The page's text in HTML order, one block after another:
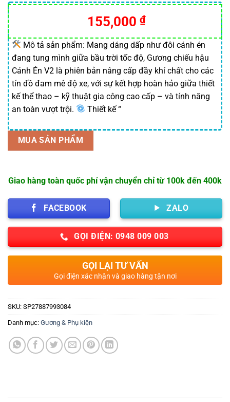
5.00trên 5
dựa trên
30
đánh giá
Giá
gốc
là:
159,000 ₫.
155,000 ₫Giá
hiện
tại
là:
155,000 ₫.
Mô tả sản phẩm: Mang dáng dấp như đôi cánh én
đang tung mình giữa bầu trời tốc độ, Gương chiếu hậu
Cánh Én V2 là phiên bản nâng cấp đầy khí chất cho các
tín đồ đam mê độ xe, với sự kết hợp hoàn hảo giữa thiết
kế thể thao – kỹ thuật gia công cao cấp – và tính năng
an toàn vượt trội.
Thiết kế “
MUA SẢN PHẨM
Giao hàng toàn quốc phí vận chuyển chỉ từ 100k đến 400k
FACEBOOK ZALO
GỌI ĐIỆN: 0948 009 003
GỌI LẠI TƯ VẤN
Gọi điện xác nhận và giao hàng tận nơi
SKU: SP27887993084
Danh mục: Gương & Phụ kiện